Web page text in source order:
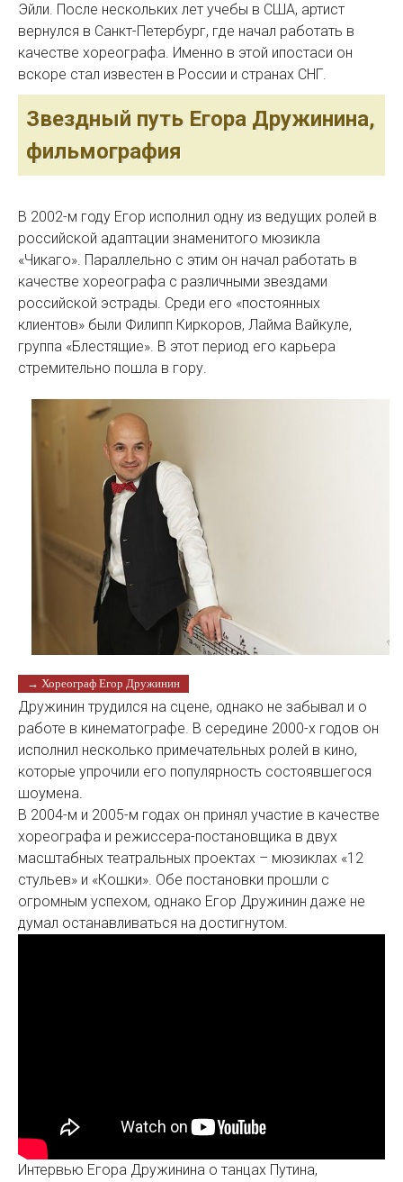
Эйли. После нескольких лет учебы в США, артист
вернулся в Санкт-Петербург, где начал работать в
качестве хореографа. Именно в этой ипостаси он
вскоре стал известен в России и странах СНГ.
Звездный путь Егора Дружинина,
фильмография
В 2002-м году Егор исполнил одну из ведущих ролей в
российской адаптации знаменитого мюзикла
«Чикаго». Параллельно с этим он начал работать в
качестве хореографа с различными звездами
российской эстрады. Среди его «постоянных
клиентов» были Филипп Киркоров, Лайма Вайкуле,
группа «Блестящие». В этот период его карьера
стремительно пошла в гору.
→ Хореограф Егор Дружинин
Дружинин трудился на сцене, однако не забывал и о
работе в кинематографе. В середине 2000-х годов он
исполнил несколько примечательных ролей в кино,
которые упрочили его популярность состоявшегося
шоумена.
В 2004-м и 2005-м годах он принял участие в качестве
хореографа и режиссера-постановщика в двух
масштабных театральных проектах – мюзиклах «12
стульев» и «Кошки». Обе постановки прошли с
огромным успехом, однако Егор Дружинин даже не
думал останавливаться на достигнутом.
Интервью Егора Дружинина о танцах Путина,